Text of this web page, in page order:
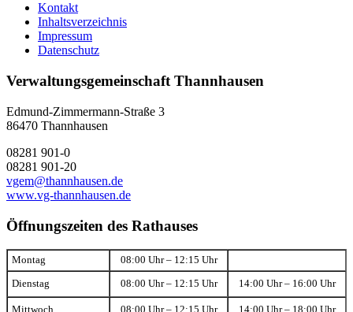
Kontakt
Inhaltsverzeichnis
Impressum
Datenschutz
Verwaltungsgemeinschaft Thannhausen
Edmund-Zimmermann-Straße 3
86470 Thannhausen
08281 901-0
08281 901-20
vgem@thannhausen.de
www.vg-thannhausen.de
Öffnungszeiten des Rathauses
Montag 08:00 Uhr – 12:15 Uhr
Dienstag 08:00 Uhr – 12:15 Uhr 14:00 Uhr – 16:00 Uhr